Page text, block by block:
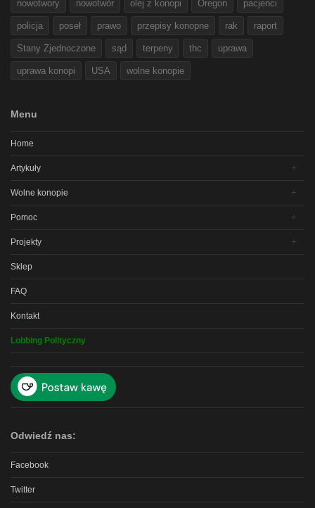
nowotwory nowotwór olej z konopi Oregon pacjenci
policja poseł prawo przepisy konopne rak raport
Stany Zjednoczone sąd terpeny thc uprawa
uprawa konopi USA wolne konopie
Menu
Home
Artykuły
Wolne konopie
Pomoc
Projekty
Sklep
FAQ
Kontakt
Lobbing Polityczny
Odwiedź nas:
Facebook
Twitter